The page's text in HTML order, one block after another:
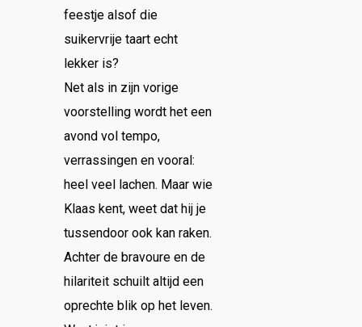
feestje alsof die
suikervrije taart echt
lekker is?
Net als in zijn vorige
voorstelling wordt het een
avond vol tempo,
verrassingen en vooral:
heel veel lachen. Maar wie
Klaas kent, weet dat hij je
tussendoor ook kan raken.
Achter de bravoure en de
hilariteit schuilt altijd een
oprechte blik op het leven.